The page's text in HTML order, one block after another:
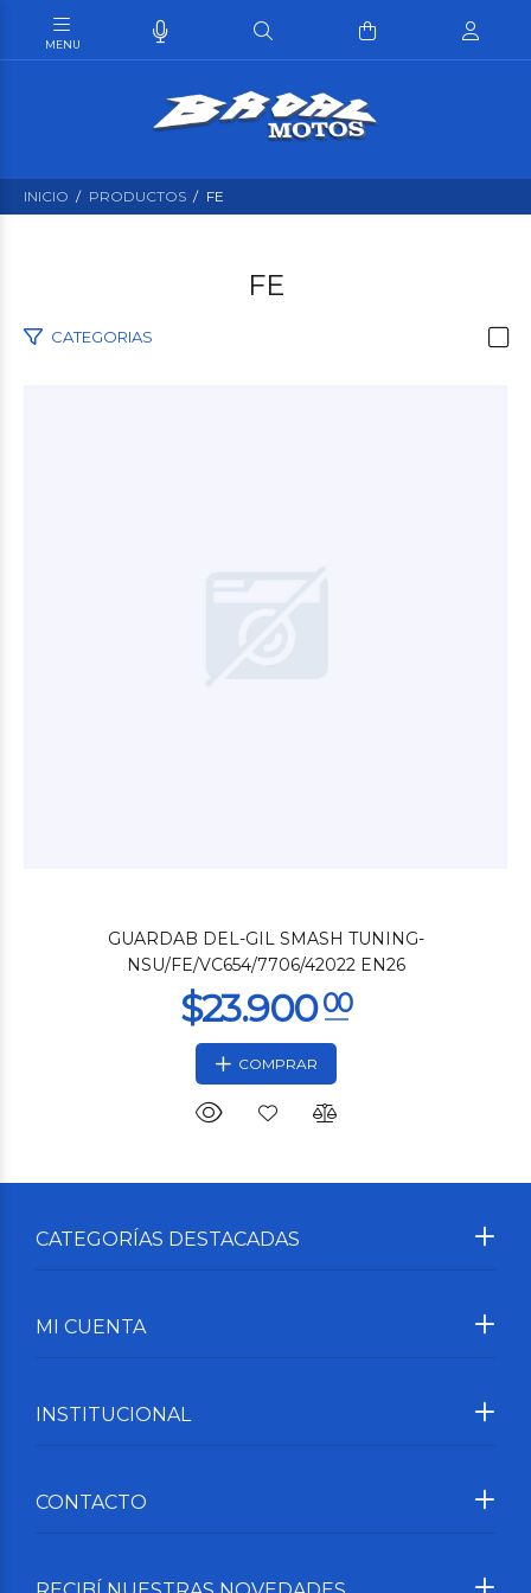
INICIO PRODUCTOS FE
FE
CATEGORIAS
GUARDAB DEL-GIL SMASH TUNING-
NSU/FE/VC654/7706/42022 EN26
COMPRAR
CATEGORÍAS DESTACADAS
MI CUENTA
INSTITUCIONAL
CONTACTO